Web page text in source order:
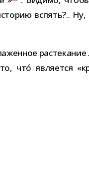
вспять?.. Ну,
что́ явля­ется